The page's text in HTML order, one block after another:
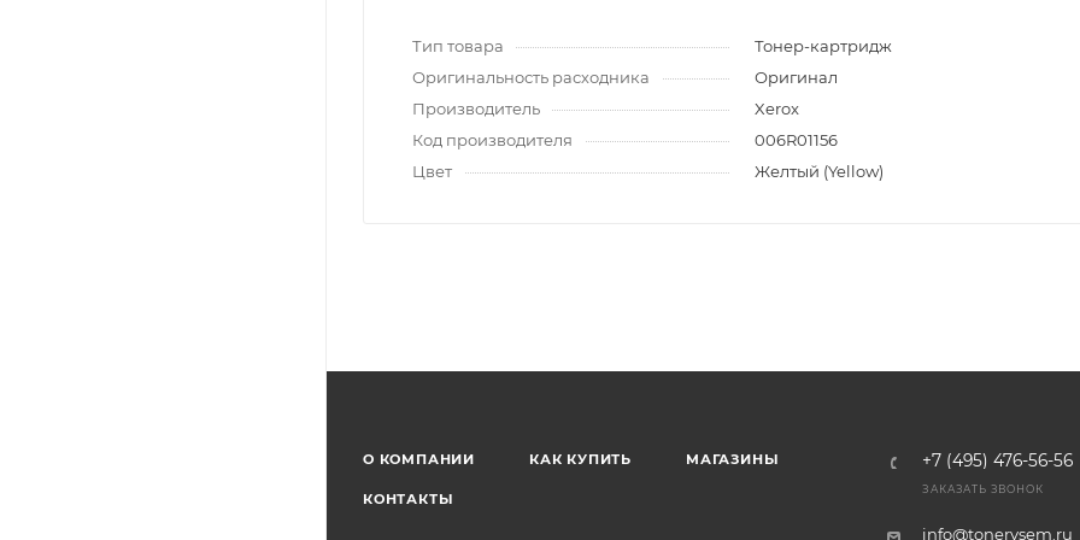
Тип товара
Тонер-картридж
Оригинальность расходника
Оригинал
Производитель
Xerox
Код производителя
006R01156
Цвет
Желтый (Yellow)
О КОМПАНИИ КАК КУПИТЬ МАГАЗИНЫ
КОНТАКТЫ
+7 (495) 476-56-56
ЗАКАЗАТЬ ЗВОНОК
info@tonervsem.ru